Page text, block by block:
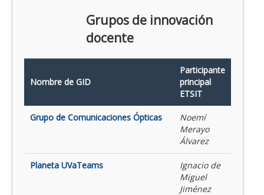
Grupos de innovación
docente
Nombre de GID
Participante
principal
ETSIT
Grupo de Comunicaciones Ópticas
Noemí
Merayo
Álvarez
Planeta UVaTeams
Ignacio de
Miguel
Jiménez